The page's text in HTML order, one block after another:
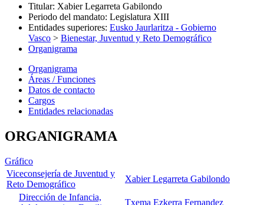
Titular: Xabier Legarreta Gabilondo
Periodo del mandato: Legislatura XIII
Entidades superiores: Eusko Jaurlaritza - Gobierno
Vasco > Bienestar, Juventud y Reto Demográfico
Organigrama
Organigrama
Áreas / Funciones
Datos de contacto
Cargos
Entidades relacionadas
ORGANIGRAMA
Gráfico
Viceconsejería de Juventud y
Reto Demográfico
Xabier Legarreta Gabilondo
Dirección de Infancia,
Txema Ezkerra Fernandez